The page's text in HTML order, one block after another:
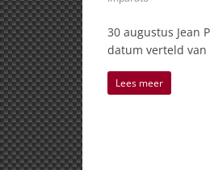
30 augustus Jean
datum verteld
Lees meer